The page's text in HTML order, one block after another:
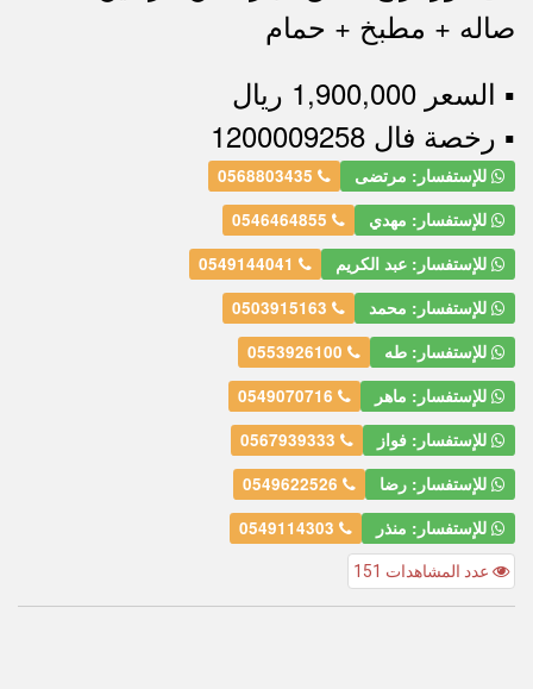
صاله + مطبخ + حمام
▪︎ السعر 1,900,000 ريال
▪︎ رخصة فال 1200009258
للإستفسار: مرتضى
للإستفسار: مهدي
للإستفسار: عبد الكريم
للإستفسار: محمد
للإستفسار: طه
للإستفسار: ماهر
للإستفسار: فواز
للإستفسار: رضا
للإستفسار: منذر
عدد المشاهدات 151